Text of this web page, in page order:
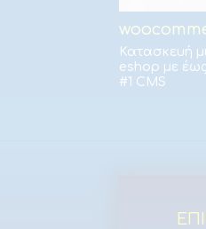
Κατασκευή
eshop με
#1 CMS